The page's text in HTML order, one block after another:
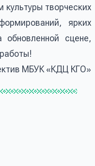
творческих
ярких
обновленной сцене,
МБУК «КДЦ КГО»